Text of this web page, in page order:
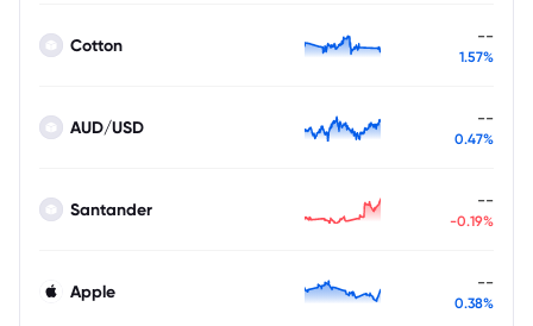
Cotton --
1.57%
AUD/USD --
0.47%
Santander --
-0.19%
Apple --
0.38%